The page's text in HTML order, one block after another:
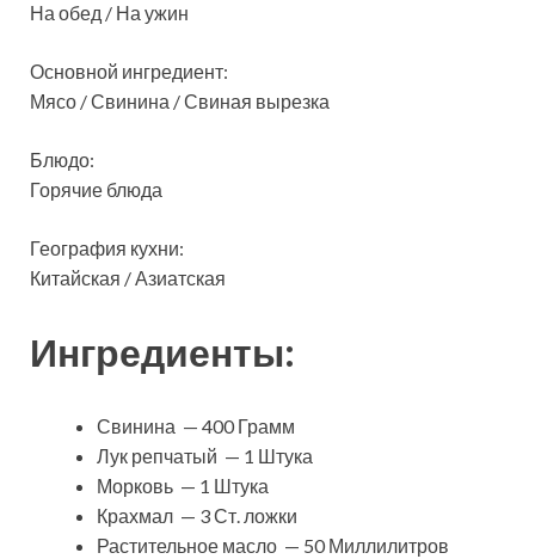
На обед / На ужин
Основной ингредиент:
Мясо / Свинина / Свиная вырезка
Блюдо:
Горячие блюда
География кухни:
Китайская / Азиатская
Ингредиенты:
Свинина — 400 Грамм
Лук репчатый — 1 Штука
Морковь — 1 Штука
Крахмал — 3 Ст. ложки
Растительное масло — 50 Миллилитров